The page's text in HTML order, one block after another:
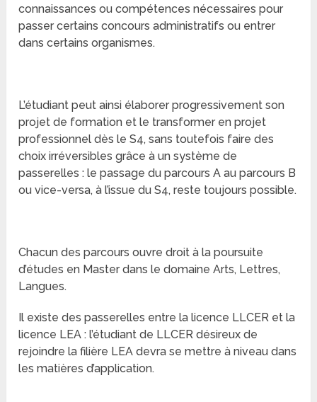
connaissances ou compétences nécessaires pour
passer certains concours administratifs ou entrer
dans certains organismes.
L’étudiant peut ainsi élaborer progressivement son
projet de formation et le transformer en projet
professionnel dès le S4, sans toutefois faire des
choix irréversibles grâce à un système de
passerelles : le passage du parcours A au parcours B
ou vice-versa, à l’issue du S4, reste toujours possible.
Chacun des parcours ouvre droit à la poursuite
d’études en Master dans le domaine Arts, Lettres,
Langues.
Il existe des passerelles entre la licence LLCER et la
licence LEA : l’étudiant de LLCER désireux de
rejoindre la filière LEA devra se mettre à niveau dans
les matières d’application.